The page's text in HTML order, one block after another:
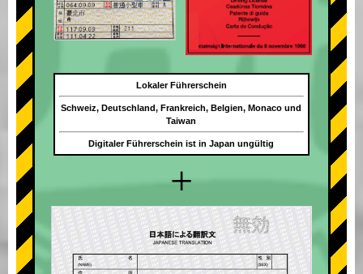
+
Lokaler Führerschein
Schweiz, Deutschland, Frankreich, Belgien, Monaco und
Taiwan
Digitaler Führerschein ist in Japan ungültig